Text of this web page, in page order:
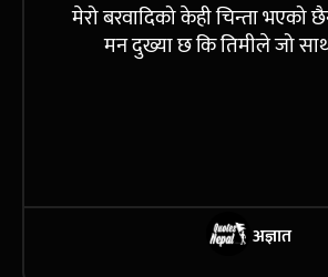
मेरो बरवादिको केही चिन्ता भएको
मन दुख्या छ कि तिमीले जो
अज्ञात